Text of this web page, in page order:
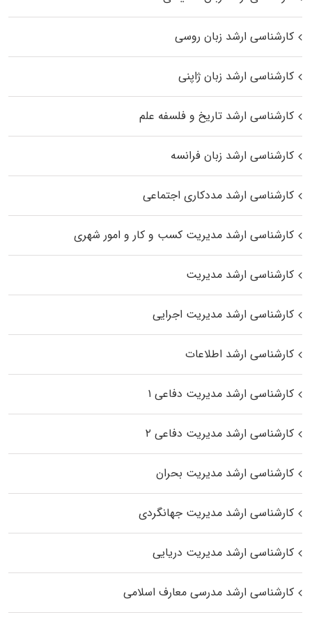
کارشناسی ارشد زبان روسی
کارشناسی ارشد زبان ژاپنی
کارشناسی ارشد تاریخ و فلسفه علم
کارشناسی ارشد زبان فرانسه
کارشناسی ارشد مددکاری اجتماعی
کارشناسی ارشد مدیریت کسب و کار و امور شهری
کارشناسی ارشد مدیریت
کارشناسی ارشد مدیریت اجرایی
کارشناسی ارشد اطلاعات
کارشناسی ارشد مدیریت دفاعی ۱
کارشناسی ارشد مدیریت دفاعی ۲
کارشناسی ارشد مدیریت بحران
کارشناسی ارشد مدیریت جهانگردی
کارشناسی ارشد مدیریت دریایی
کارشناسی ارشد مدرسی معارف اسلامی